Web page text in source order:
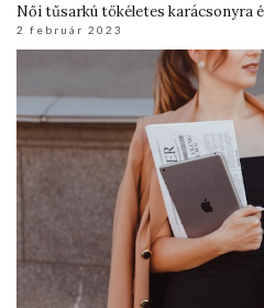
Női tűsarkú tökéletes karácsonyra
2 február 2023